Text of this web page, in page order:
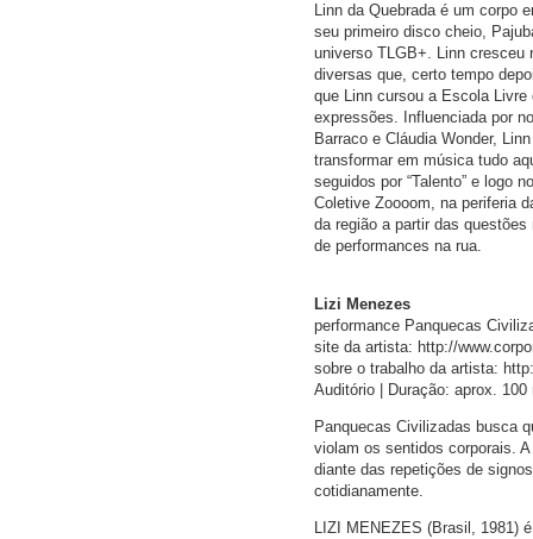
Linn da Quebrada é um corpo
seu primeiro disco cheio,
universo TLGB+. Linn cresceu
diversas que, certo tempo
que Linn cursou a Escola
expressões. Influenciada por
Barraco e Cláudia Wonder,
transformar em música tudo
seguidos por “Talento” e logo
Coletive Zoooom, na periferia
da região a partir das
de performances na rua.
Lizi Menezes
performance Panquecas
site da artista: http://
sobre o trabalho da artista:
Auditório | Duração: aprox. 100
Panquecas Civilizadas busca
violam os sentidos corporais.
diante das repetições de
cotidianamente.
LIZI MENEZES (Brasil, 1981)